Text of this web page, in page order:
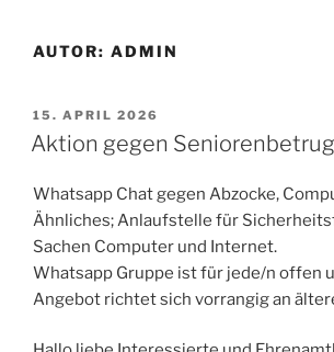
AUTOR: ADMIN
VERÖFFENTLICHT
AM
15. APRIL 2026
Aktion gegen Seniorenbetrug
Whatsapp Chat gegen Abzocke,
Ähnliches; Anlaufstelle für
Sachen Computer und Internet.
Whatsapp Gruppe ist für jede/n offen
Angebot richtet sich vorrangig an